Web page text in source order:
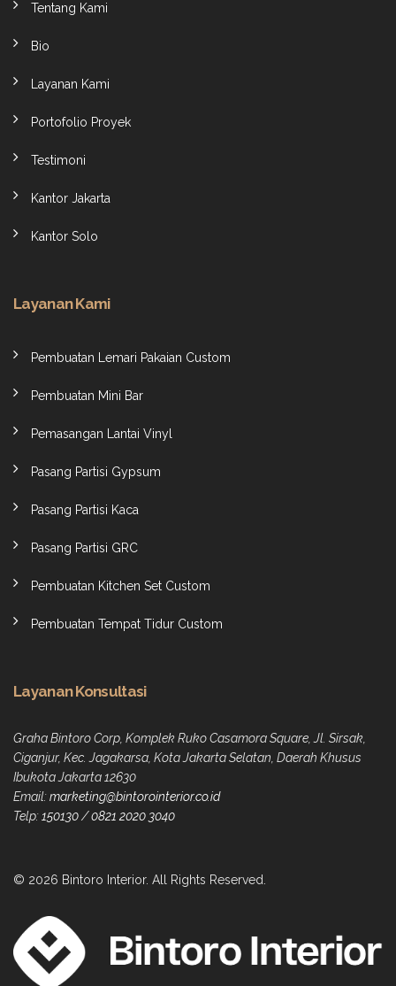
Tentang Kami
Bio
Layanan Kami
Portofolio Proyek
Testimoni
Kantor Jakarta
Kantor Solo
Layanan Kami
Pembuatan Lemari Pakaian Custom
Pembuatan Mini Bar
Pemasangan Lantai Vinyl
Pasang Partisi Gypsum
Pasang Partisi Kaca
Pasang Partisi GRC
Pembuatan Kitchen Set Custom
Pembuatan Tempat Tidur Custom
Layanan Konsultasi
Graha Bintoro Corp, Komplek Ruko Casamora Square, Jl. Sirsak,
Ciganjur, Kec. Jagakarsa, Kota Jakarta Selatan, Daerah Khusus
Ibukota Jakarta 12630
Email:marketing@bintorointerior.co.id
Telp: 150130/0821 2020 3040
© 2026 Bintoro Interior. All Rights Reserved.